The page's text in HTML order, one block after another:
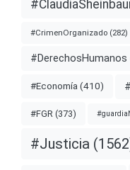
#CrimenOrganizado (282)
#DerechosHumanos
#Economía (410)
#FGR (373)
#Justicia